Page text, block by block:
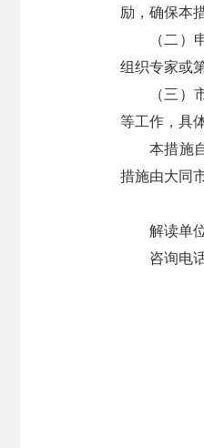
励，确保本
（二
组织专家或
（三
等工作，具
本措施
措施由大同
解读单
咨询电